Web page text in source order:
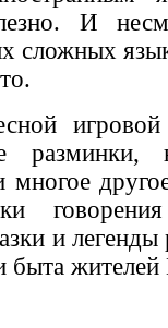
И
сложных
разминки,
и
быта